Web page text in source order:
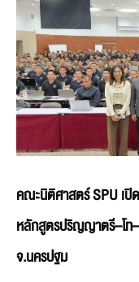
คณะนิติศาสตร์ SPU เปิ
หลักสูตรปริญญาตรี–โท
จ.นครปฐม